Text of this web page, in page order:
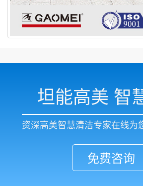
坦能高美 智
资深高美智慧清洁专家在线为
免费咨询